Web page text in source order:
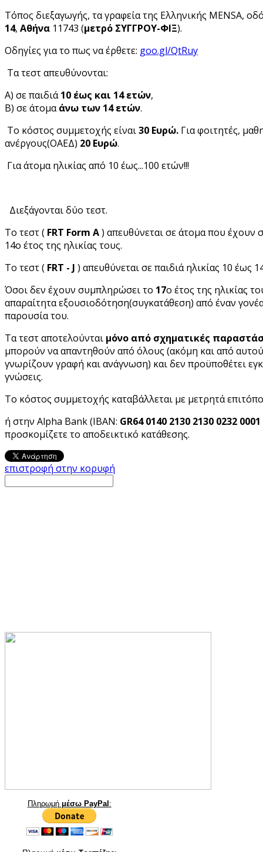
Τόπος διεξαγωγής, τα γραφεία της Ελληνικής MENSA,
14, Αθήνα 11743 (μετρό ΣΥΓΓΡΟΥ-ΦΙΞ).
Οδηγίες για το πως να έρθετε: goo.gl/QtRuy
Τα τεστ απευθύνονται:
Α) σε παιδιά10 έως και 14 ετών,
Β) σε άτομαάνω των 14 ετών.
Το κόστος συμμετοχής είναι30 Ευρώ. Για φοιτητές,
ανέργους(ΟΑΕΔ) 20 Ευρώ.
Για άτομα ηλικίας από 10 έως...100 ετών!!!
Διεξάγονται δύο τεστ.
Το τεστ ( FRT Form A) απευθύνεται σε άτομα που έχουν
14ο έτος της ηλικίας τους.
Το τεστ ( FRT - J ) απευθύνεται σε παιδιά ηλικίας 10 έως
Όσοι δεν έχουν συμπληρώσει το 17ο έτος της ηλικίας
απαραίτητα εξουσιοδότηση(συγκατάθεση) από έναν
παρουσία του.
Τα τεστ αποτελούνται μόνο από σχηματικές
μπορούν να απαντηθούν από όλους (ακόμη και από
γνωρίζουν γραφή και ανάγνωση) και δεν προϋποθέτει
γνώσεις.
Το κόστος συμμετοχής καταβάλλεται με μετρητά
ή στην Alpha Bank (IBAN: GR64 0140 2130 2130 0232
προσκομίζετε το αποδεικτικό κατάθεσης.
επιστροφή στην κορυφή
Πληρωμή μέσω PayPal: